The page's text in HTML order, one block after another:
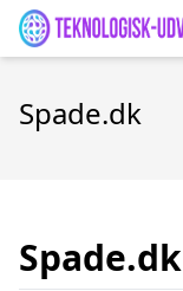
Spade.dk
Spade.dk